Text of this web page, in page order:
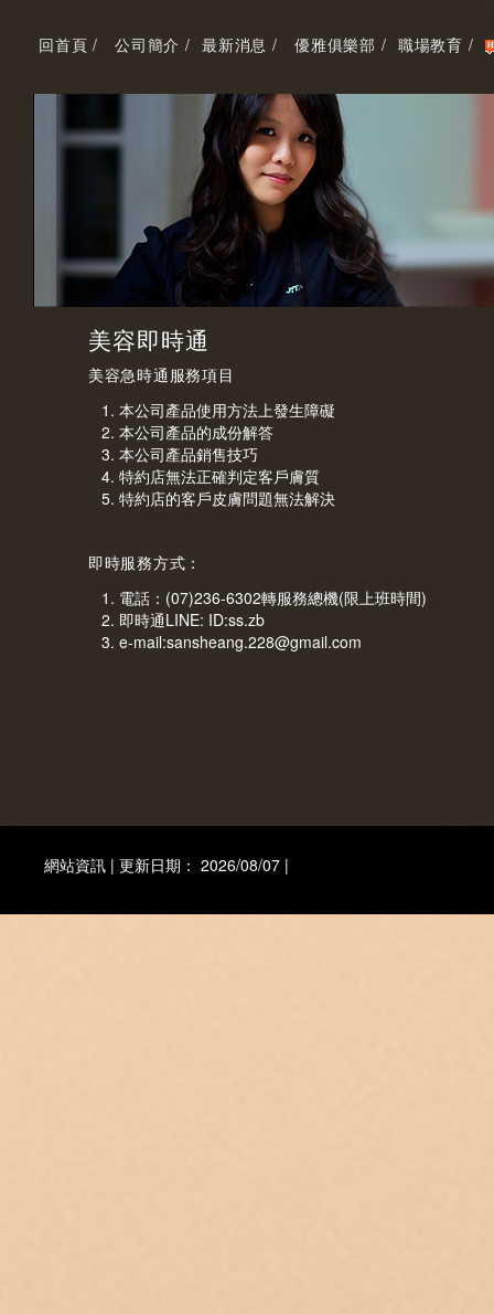
回首頁 / 公司簡介 / 最新消息 / 優雅俱樂部 / 職場教育 /
美容即時通
美容急時通服務項目
本公司產品使用方法上發生障礙
本公司產品的成份解答
本公司產品銷售技巧
特約店無法正確判定客戶膚質
特約店的客戶皮膚問題無法解決
即時服務方式：
電話：(07)236-6302轉服務總機(限上班時間)
即時通LINE: ID:ss.zb
e-mail:sansheang.228@gmail.com
網站資訊 | 更新日期： 2026/08/07 |